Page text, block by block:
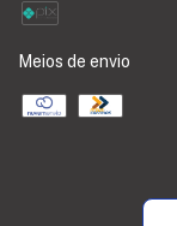
Meios de envio